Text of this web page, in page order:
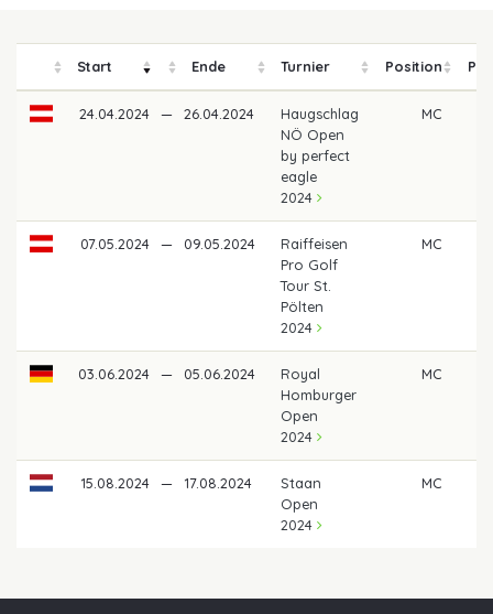
Start Ende Turnier Position
24.04.2024 — 26.04.2024
Haugschlag
NÖ Open
by perfect
eagle
2024
MC
07.05.2024 — 09.05.2024
Raiffeisen
Pro Golf
Tour St.
Pölten
2024
MC
03.06.2024 — 05.06.2024
Royal
Homburger
Open
2024
MC
15.08.2024 — 17.08.2024
Staan
Open
2024
MC